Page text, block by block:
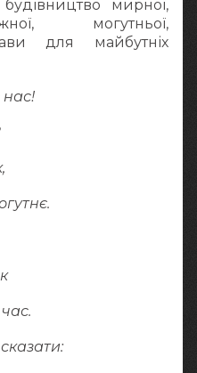
мирної,
могутньої,
для майбутніх
нас!